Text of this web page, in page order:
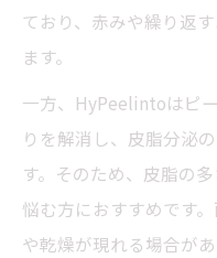
ており、赤みや繰り返
ます。
一方、HyPeelintoはピ
りを解消し、皮脂分泌
す。そのため、皮脂の
悩む方におすすめです
や乾燥が現れる場合が